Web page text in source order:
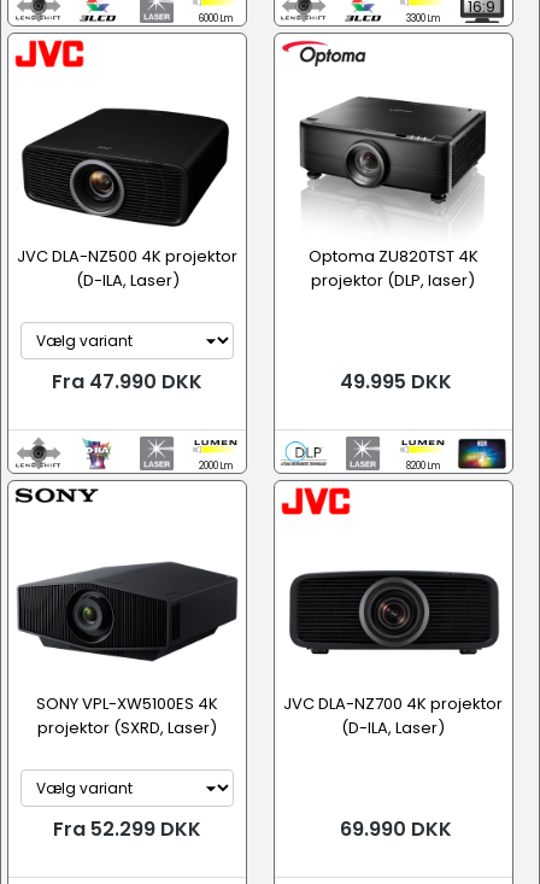
6000 Lm 3300 Lm
16:9
JVC DLA-NZ500 4K projektor
(D-ILA, Laser)
Fra 47.990 DKK
2000 Lm
Optoma ZU820TST 4K
projektor (DLP, laser)
49.995 DKK
8200 Lm
SONY VPL-XW5100ES 4K
projektor (SXRD, Laser)
Fra 52.299 DKK
JVC DLA-NZ700 4K projektor
(D-ILA, Laser)
69.990 DKK